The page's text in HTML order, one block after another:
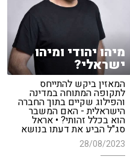
מיהו יהודי ומיהו
ישראלי?
המאזין ביקש להתייחס
לתקופה המתוחה במדינה
והפילוג שקיים בתוך החברה
הישראלית - האם המשבר
הוא בכלל זהותי? • אראל
סג"ל הביע את דעתו בנושא
28/08/2023